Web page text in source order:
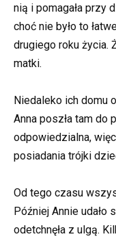
nią i pomagała przy
choć nie było to
drugiego roku życia.
matki.
Niedaleko ich domu
Anna poszła tam do
odpowiedzialna,
posiadania trójki
Od tego czasu
Później Annie udało
odetchnęła z ulgą.